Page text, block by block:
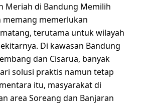
Meriah di Bandung Memilih
memang memerlukan
terutama untuk wilayah
Di kawasan Bandung
dan Cisarua, banyak
solusi praktis namun tetap
itu, masyarakat di
area Soreang dan Banjaran